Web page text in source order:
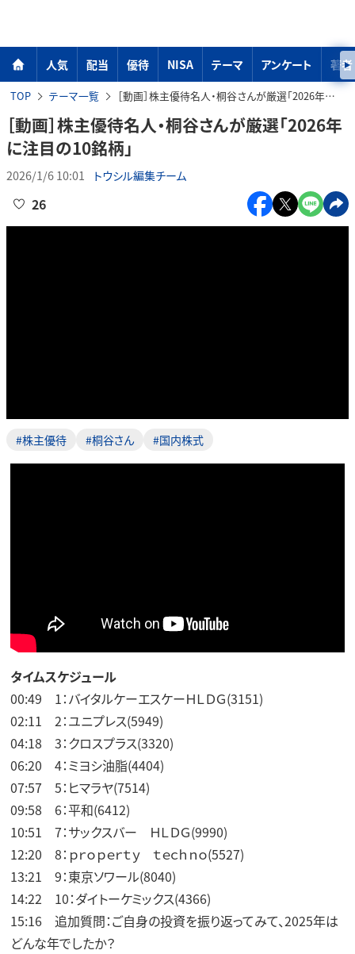
人気 配当 優待 NISA テーマ アンケート 著者
TOP テーマ一覧 ［動画］株主優待名人・桐谷さんが厳選「2026年に注目の10銘柄」
［動画］株主優待名人・桐谷さんが厳選「2026年
に注目の10銘柄」
2026/1/6 10:01 トウシル編集チーム
26
#株主優待 #桐谷さん #国内株式
タイムスケジュール
00:49 1：バイタルケーエスケーＨＬＤＧ(3151)
02:11 2：ユニプレス(5949)
04:18 3：クロスプラス(3320)
06:20 4：ミヨシ油脂(4404)
07:57 5：ヒマラヤ(7514)
09:58 6：平和(6412)
10:51 7：サックスバー ＨＬＤＧ(9990)
12:20 8：ｐｒｏｐｅｒｔｙ ｔｅｃｈｎｏ(5527)
13:21 9：東京ソワール(8040)
14:22 10：ダイトーケミックス(4366)
15:16 追加質問：ご自身の投資を振り返ってみて、2025年は
どんな年でしたか？